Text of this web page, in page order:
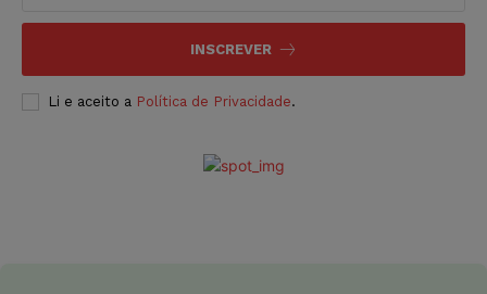
INSCREVER
Li e aceito a Política de Privacidade.